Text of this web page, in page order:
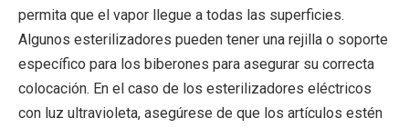
permita que el vapor llegue a todas las superficies.
Algunos esterilizadores pueden tener una rejilla o soporte
específico para los biberones para asegurar su correcta
colocación. En el caso de los esterilizadores eléctricos
con luz ultravioleta, asegúrese de que los artículos estén